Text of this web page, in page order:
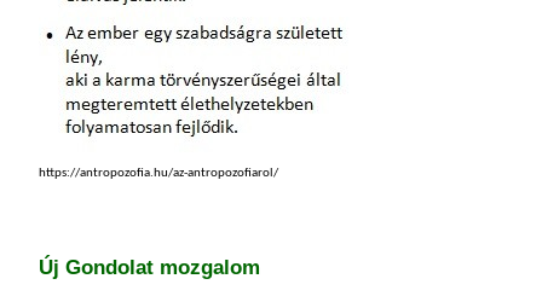
https://antropozofia.hu/az-antropozofiarol/
Új Gondolat mozgalom